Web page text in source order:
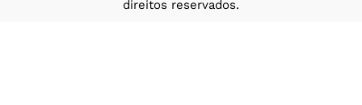
direitos reservados.